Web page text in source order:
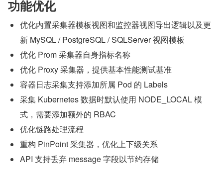
功能优化
优化内置采集器模板视图和监控器视图导出逻辑以及更
新 MySQL / PostgreSQL / SQLServer 视图模板
优化 Prom 采集器自身指标名称
优化 Proxy 采集器，提供基本性能测试基准
容器日志采集支持添加所属 Pod 的 Labels
采集 Kubernetes 数据时默认使用 NODE_LOCAL 模
式，需要添加额外的 RBAC
优化链路处理流程
重构 PinPoint 采集器，优化上下级关系
API 支持丢弃 message 字段以节约存储